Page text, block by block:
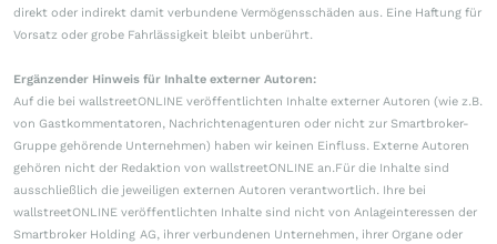
direkt oder indirekt damit verbundene Vermögensschäden aus. Eine Haftung für
Vorsatz oder grobe Fahrlässigkeit bleibt unberührt.
Ergänzender Hinweis für Inhalte externer Autoren:
Auf die bei wallstreetONLINE veröffentlichten Inhalte externer Autoren (wie z.B.
von Gastkommentatoren, Nachrichtenagenturen oder nicht zur Smartbroker-
Gruppe gehörende Unternehmen) haben wir keinen Einfluss. Externe Autoren
gehören nicht der Redaktion von wallstreetONLINE an.Für die Inhalte sind
ausschließlich die jeweiligen externen Autoren verantwortlich. Ihre bei
wallstreetONLINE veröffentlichten Inhalte sind nicht von Anlageinteressen der
Smartbroker Holding AG, ihrer verbundenen Unternehmen, ihrer Organe oder